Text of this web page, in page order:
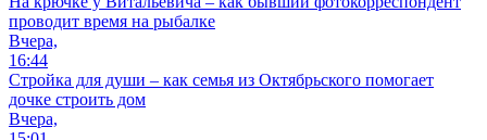
проводит время на рыбалке
Вчера,
16:44
Стройка для души – как семья из Октябрьского помогает
дочке строить дом
Вчера,